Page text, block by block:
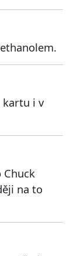
kartu i v
Chuck
na to